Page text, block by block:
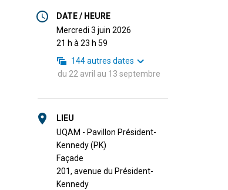
DATE / HEURE
mercredi 3 juin 2026
21 h à 23 h 59
144 autres dates
du 22 avril au 13 septembre
LIEU
UQAM - Pavillon Président-
Kennedy (PK)
Façade
201, avenue du Président-
Kennedy